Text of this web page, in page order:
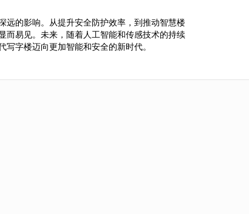
远的影响。从提升安全防护效率，到推动智慧楼
而易见。未来，随着人工智能和传感技术的持续
字楼迈向更加智能和安全的新时代。